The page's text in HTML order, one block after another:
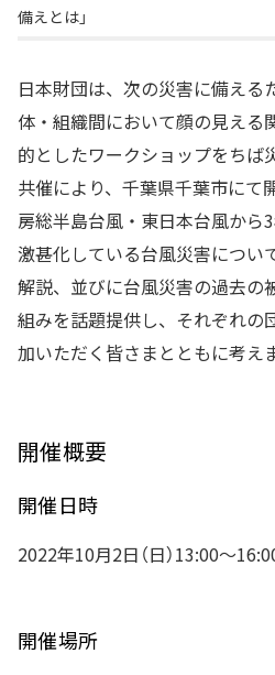
備えとは」
日本財団は、次の災害に備える
体・組織間において顔の見える
的としたワークショップをちば
共催により、千葉県千葉市にて
房総半島台風・東日本台風から
激甚化している台風災害につい
解説、並びに台風災害の過去の
組みを話題提供し、それぞれの
加いただく皆さまとともに考えま
開催概要
開催日時
2022年10月2日（日）13:00～
開催場所